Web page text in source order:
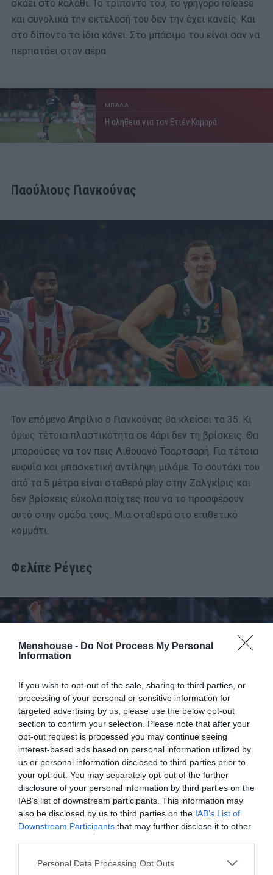
Menshouse - Do Not Process My Personal
Information
If you wish to opt-out of the sale, sharing to third parties, or
processing of your personal or sensitive information for
targeted advertising by us, please use the below opt-out
section to confirm your selection. Please note that after your
opt-out request is processed you may continue seeing
interest-based ads based on personal information utilized by
us or personal information disclosed to third parties prior to
your opt-out. You may separately opt-out of the further
disclosure of your personal information by third parties on the
IAB’s list of downstream participants. This information may
also be disclosed by us to third parties on the IAB’s List of
Downstream Participants that may further disclose it to other
Personal Data Processing Opt Outs
σκάει στο καλάθι. Το τρίποντο του, το γρήγορο release
και συνολικά την εκτέλεσή του δεν την έχει κανείς. Και
στο δίποντο τα ίδια κάνει. Στο μπάσιμο του είναι σαν να
περπατάει στον αέρα.
ΜΠΑΛΑ
Η αλήθεια για τον Ετιέν Καμαρά
Παούλιους Γιανκούνας
Τον επόμενο Απρίλιο ο Γιανκούνας θα κλείσει τα 35. Κι
όμως τέτοια πλαστικότητα σε 4άρι δεν τη βρίσκεις. Θα
μπορούσες να τον πεις Λιθουανό Τσαρτσαρή. Για τέτοια
ευφυΐα και μπασκετική αντίληψη μιλάμε. Το σουτάκι του
από τα 5 μέτρα είναι σταθερό play στην Ζαλγκίρις και
δεν βρίσκεις εύκολα παίχτες που να το προσφέρουν
αυτό στην ομάδα τους. Μια σταθερά στο επιθετικό
κομμάτι.
Φελίπε Ρέγιες
Οκ, εγώ του τα έσουρα μετά τα προημιτελικά και
δικαίως . Είναι ό,τι και ο Ράμος στο ποδόσφαιρο.
Παιχταράς, αλλά σούπερ βρώμικος. Αν αφήσουμε για
λίγο στην άκρη τα τραγικά του κόλπα, θα δούμε έναν
τύπο που έχει πάντα την καλύτερη θέση στο επιθετικό